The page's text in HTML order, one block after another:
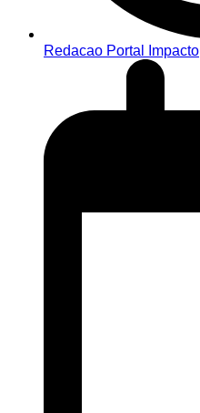
Redacao Portal Impacto